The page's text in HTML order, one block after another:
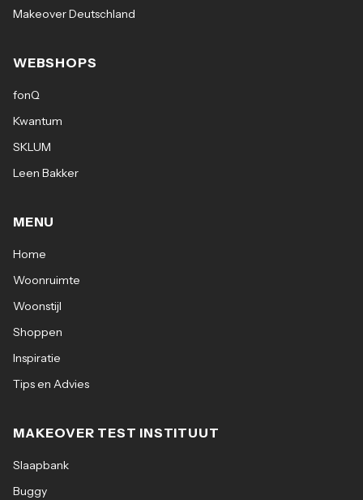
Makeover Deutschland
WEBSHOPS
fonQ
Kwantum
SKLUM
Leen Bakker
MENU
Home
Woonruimte
Woonstijl
Shoppen
Inspiratie
Tips en Advies
MAKEOVER TEST INSTITUUT
Slaapbank
Buggy